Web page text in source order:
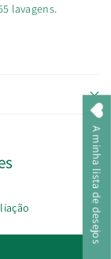
lavagens.
A minha lista de desejos